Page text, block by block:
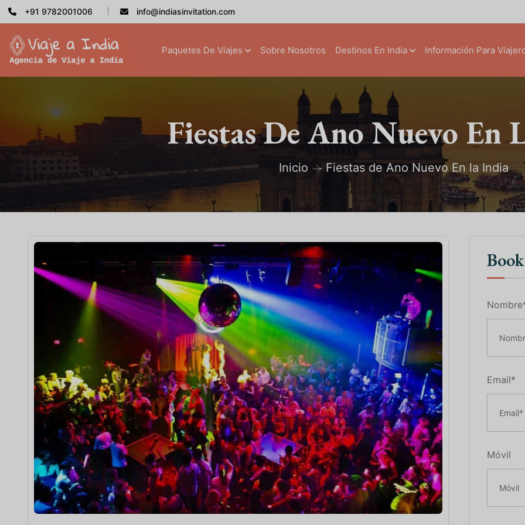
+91 9782001006 info@indiasinvitation.com
Paquetes De Viajes Sobre Nosotros Destinos En India Información Para
Fiestas De Ano Nuevo En
Inicio Fiestas de Ano Nuevo En la India
Email*
Móvil